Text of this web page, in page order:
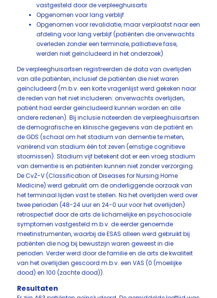
vastgesteld door de verpleeghuisarts
Opgenomen voor lang verblijf
Opgenomen voor revalidatie, maar verplaatst naar een
afdeling voor lang verblijf (patiënten die onverwachts
overleden zonder een terminale, palliatieve fase,
werden niet geïncludeerd in het onderzoek)
De verpleeghuisartsen registreerden de data van overlijden
van alle patiënten, inclusief de patiënten die niet waren
geïncludeerd (m.b.v. een korte vragenlijst werd gekeken naar
de reden van het niet includeren: onverwachts overlijden,
patiënt had eerder geïncludeerd kunnen worden en alle
andere redenen). Bij inclusie noteerden de verpleeghuisartsen
de demografische en klinische gegevens van de patiënt en
de GDS (schaal om het stadium van dementie te meten,
variërend van stadium één tot zeven (ernstige cognitieve
stoornissen). Stadium vijf betekent dat er een vroeg stadium
van dementie is en patiënten kunnen niet zonder verzorging.
De CvZ-V (Classification of Diseases for Nursing Home
Medicine) werd gebruikt om de onderliggende oorzaak van
het terminaal lijden vast te stellen. Na het overlijden werd over
twee perioden (48-24 uur en 24-0 uur voor het overlijden)
retrospectief door de arts de lichamelijke en psychosociale
symptomen vastgesteld m.b.v. de eerder genoemde
meetinstrumenten, waarbij de ESAS alleen werd gebruikt bij
patiënten die nog bij bewustzijn waren geweest in die
perioden. Verder werd door de familie en de arts de kwaliteit
van het overlijden gescoord m.b.v. een VAS (0 (moeilijke
dood) en 100 (zachte dood)).
Resultaten